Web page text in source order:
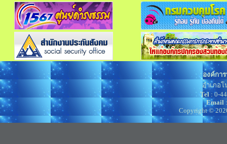
องค์กา
อำเภอ
Tel: 0-
Email
Copyright ©